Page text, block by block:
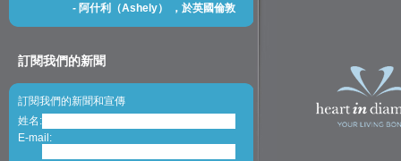
- 阿什利（Ashely） ，於英國倫敦
訂閱我們的新聞
訂閱我們的新聞和宣傳
姓名:
E-mail: